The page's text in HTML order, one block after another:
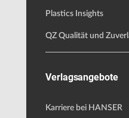
Plastics Insights
QZ Qualität und
Verlagsangebote
Karriere bei HANSER